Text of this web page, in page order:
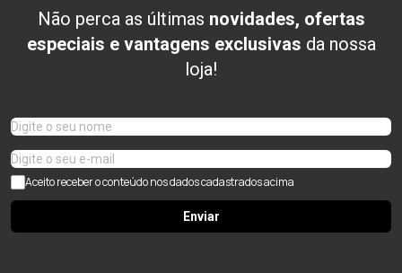
Não perca as últimas novidades, ofertas
especiais e vantagens exclusivas da nossa
loja!
Aceito receber o conteúdo nos dados cadastrados acima
Enviar